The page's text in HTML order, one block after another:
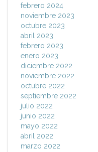
febrero 2024
noviembre 2023
octubre 2023
abril 2023
febrero 2023
enero 2023
diciembre 2022
noviembre 2022
octubre 2022
septiembre 2022
julio 2022
junio 2022
mayo 2022
abril 2022
marzo 2022